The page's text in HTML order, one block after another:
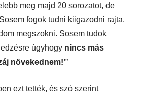
meg majd 20 sorozatot, de
fogok tudni kiigazodni rajta.
megszokni. Sosem tudok
úgyhogy nincs más
növekednem!’”
ezt tették, és szó szerint